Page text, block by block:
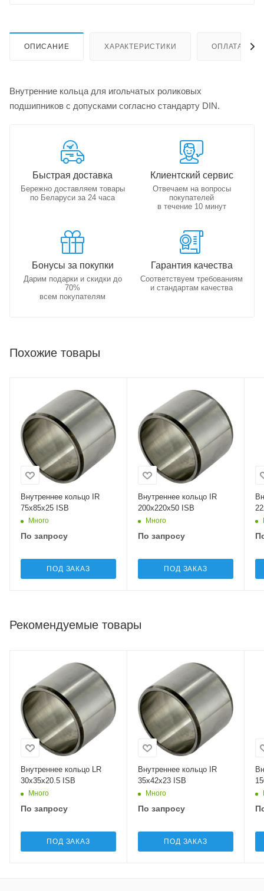
ОПИСАНИЕ ХАРАКТЕРИСТИКИ ОПЛАТА
Внутренние кольца для игольчатых роликовых
подшипников с допусками согласно стандарту DIN.
Быстрая доставка
Бережно доставляем товары
по Беларуси за 24 часа
Клиентский сервис
Отвечаем на вопросы
покупателей
в течение 10 минут
Бонусы за покупки
Дарим подарки и скидки до
70%
всем покупателям
Гарантия качества
Соответствуем требованиям
и стандартам качества
Похожие товары
Внутреннее кольцо IR
75x85x25 ISB
Много
По запросу
ПОД ЗАКАЗ
Внутреннее кольцо IR
200x220x50 ISB
Много
По запросу
ПОД ЗАКАЗ
Рекомендуемые товары
Внутреннее кольцо LR
30x35x20.5 ISB
Много
По запросу
ПОД ЗАКАЗ
Внутреннее кольцо IR
35x42x23 ISB
Много
По запросу
ПОД ЗАКАЗ